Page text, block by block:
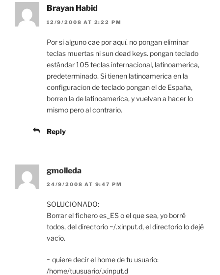
Brayan Habid
12/9/2008 AT 2:22 PM
Por si alguno cae por aquí. no pongan eliminar
teclas muertas ni sun dead keys. pongan teclado
estándar 105 teclas internacional, latinoamerica,
predeterminado. Si tienen latinoamerica en la
configuracion de teclado pongan el de España,
borren la de latinoamerica, y vuelvan a hacer lo
mismo pero al contrario.
Reply
gmolleda
24/9/2008 AT 9:47 PM
SOLUCIONADO:
Borrar el fichero es_ES o el que sea, yo borré
todos, del directorio ~/.xinput.d, el directorio lo dejé
vacío.
~ quiere decir el home de tu usuario:
/home/tuusuario/.xinput.d